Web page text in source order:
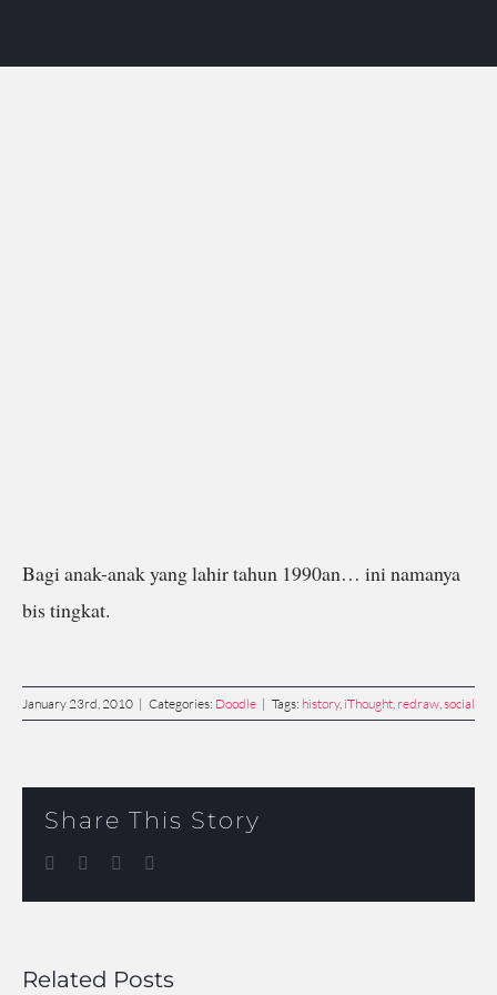
Bagi anak-anak yang lahir tahun 1990an… ini namanya
bis tingkat.
January 23rd, 2010 | Categories: Doodle | Tags: history, iThought redraw social
Share This Story
Facebook
TwitterLinkedIn
Related Posts